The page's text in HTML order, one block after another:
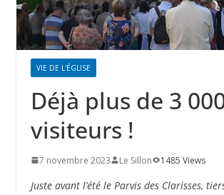
VIE DE L'ÉGLISE
Déjà plus de 3
visiteurs !
7 novembre 2023 Le Sillon 1485 Views
Juste avant l’été le Parvis des Clarisses,